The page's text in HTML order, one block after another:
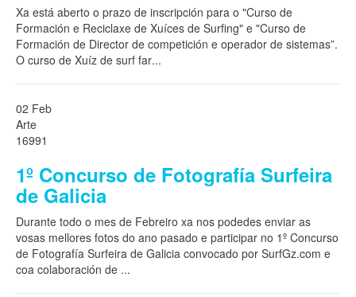
Xa está aberto o prazo de inscripción para o "Curso de
Formación e Reciclaxe de Xuíces de Surfing" e "Curso de
Formación de Director de competición e operador de sistemas”.
O curso de Xuíz de surf far...
02 Feb
Arte
16991
1º Concurso de Fotografía Surfeira
de Galicia
Durante todo o mes de Febreiro xa nos podedes enviar as
vosas mellores fotos do ano pasado e participar no 1º Concurso
de Fotografía Surfeira de Galicia convocado por SurfGz.com e
coa colaboración de ...